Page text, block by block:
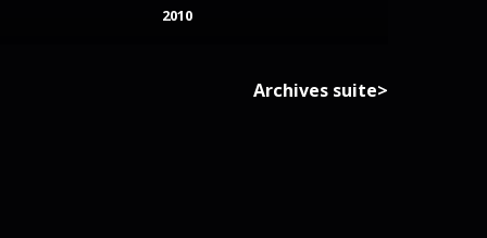
2010
Archives suite>